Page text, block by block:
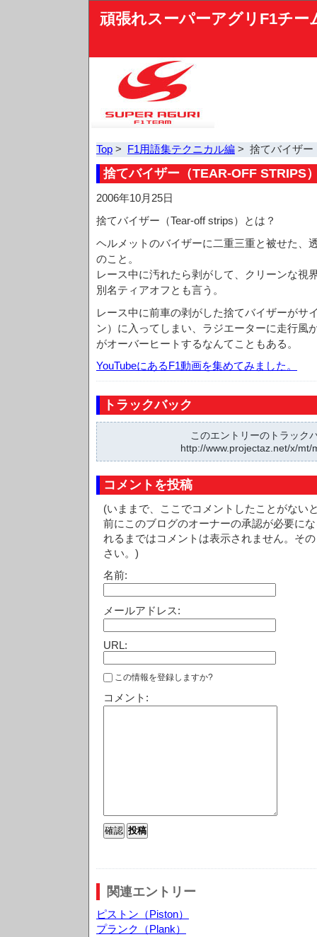
頑張れスーパーアグリF1チー
Top > F1用語集テクニカル編 > 捨てバイザー
捨てバイザー（TEAR-OFF STRIPS
2006年10月25日
捨てバイザー（Tear-off strips）とは？
ヘルメットのバイザーに二重三重と被せた、
のこと。
レース中に汚れたら剥がして、クリーンな視
別名ティアオフとも言う。
レース中に前車の剥がした捨てバイザーがサ
ン）に入ってしまい、ラジエーターに走行風
がオーバーヒートするなんてこともある。
YouTubeにあるF1動画を集めてみました。
トラックバック
このエントリーのトラック
http://www.projectaz.net/x/mt/
コメントを投稿
(いままで、ここでコメントしたことがない
前にこのブログのオーナーの承認が必要に
れるまではコメントは表示されません。そ
さい。)
名前:
メールアドレス:
URL:
この情報を登録しますか?
コメント:
関連エントリー
ピストン（Piston）
プランク（Plank）